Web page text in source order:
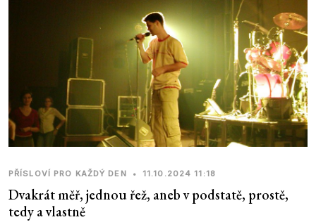
PŘÍSLOVÍ PRO KAŽDÝ DEN • 11.10.2024 11:18
Dvakrát měř, jednou řež, aneb v podstatě, prostě,
tedy a vlastně